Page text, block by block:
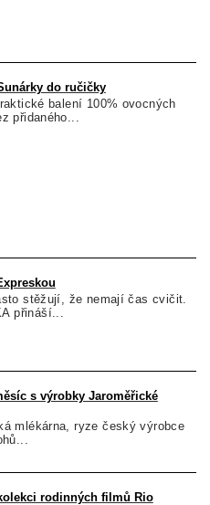
do ručičky
balení 100% ovocných
přidaného...
stěžují, že nemají čas cvičit.
přináší...
s výrobky Jaroměřické
mlékárna, ryze český výrobce
rodinných filmů Rio